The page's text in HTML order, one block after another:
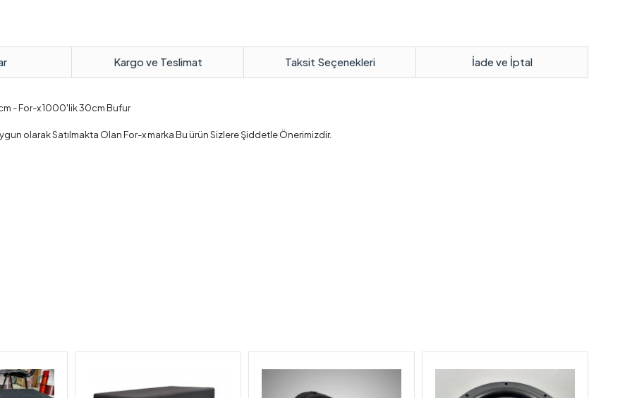
Kargo ve Teslimat Taksit Seçenekleri İade ve İptal
- For-x 1000'lik 30cm Bufur
olarak Satılmakta Olan For-x marka Bu ürün Sizlere Şiddetle Önerimizdir.